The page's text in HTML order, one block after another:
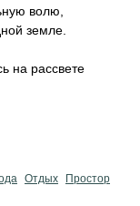
волю,
земле.
на рассвете
Отдых
Простор